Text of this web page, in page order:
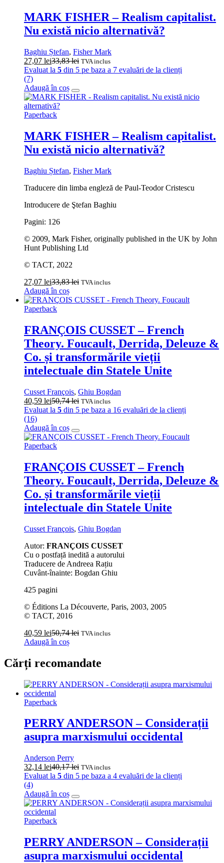
MARK FISHER – Realism capitalist.
Nu există nicio alternativă?
Baghiu Ștefan, Fisher Mark
27,07 lei33,83lei TVA inclus
Evaluat la 5 din 5 pe baza a 7 evaluări de la clienți
(7)
Adaugă în coș
Paperback
MARK FISHER – Realism capitalist.
Nu există nicio alternativă?
Baghiu Ștefan, Fisher Mark
Traducere din limba engleză de Paul-Teodor Cristescu
Introducere de Ştefan Baghiu
Pagini: 126
© 2009, Mark Fisher, originally published in the UK by John
Hunt Publishing Ltd
© TACT, 2022
27,07 lei33,83lei TVA inclus
Adaugă în coș
Paperback
FRANÇOIS CUSSET – French
Theory. Foucault, Derrida, Deleuze &
Co. și transformările vieții
intelectuale din Statele Unite
Cusset François, Ghiu Bogdan
40,59 lei50,74lei TVA inclus
Evaluat la 5 din 5 pe baza a 16 evaluări de la clienți
(16)
Adaugă în coș
Paperback
FRANÇOIS CUSSET – French
Theory. Foucault, Derrida, Deleuze &
Co. și transformările vieții
intelectuale din Statele Unite
Cusset François, Ghiu Bogdan
Autor: FRANÇOIS CUSSET
Cu o postfață inedită a autorului
Traducere de Andreea Rațiu
Cuvânt-înainte: Bogdan Ghiu
425 pagini
© Éditions La Découverte, Paris, 2003, 2005
© TACT, 2016
40,59 lei50,74lei TVA inclus
Adaugă în coș
Cărți recomandate
Paperback
PERRY ANDERSON – Considerații
asupra marxismului occidental
Anderson Perry
32,14 lei40,17lei TVA inclus
Evaluat la 5 din 5 pe baza a 4 evaluări de la clienți
(4)
Adaugă în coș
Paperback
PERRY ANDERSON – Considerații
asupra marxismului occidental